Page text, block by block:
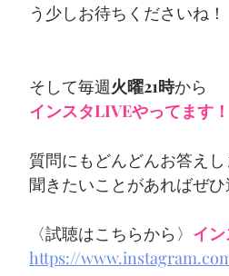
う少しお待ちくださいね！
そして毎週火曜21時から
インスタLIVEやってます！
質問にもどんどんお答え
聞きたいことがあればぜひ
〈試聴はこちらから〉 イ
https://